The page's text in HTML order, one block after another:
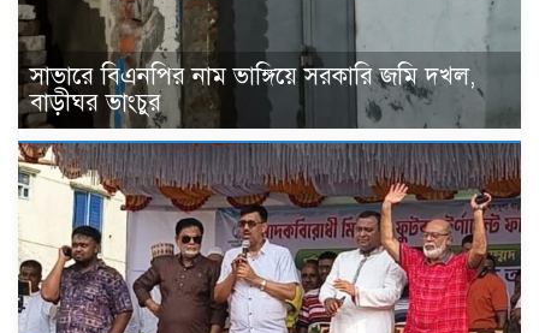
সাভারে বিএনপির নাম ভাঙ্গিয়ে সরকারি জমি দখল,
বাড়ীঘর ভাংচুর